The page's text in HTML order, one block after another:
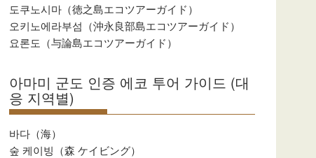
도쿠노시마（徳之島エコツアーガイド）
오키노에라부섬（沖永良部島エコツアーガイド）
요론도（与論島エコツアーガイド）
아마미 군도 인증 에코 투어 가이드 (대
응 지역별)
바다（海）
숲 케이빙（森 ケイビング）